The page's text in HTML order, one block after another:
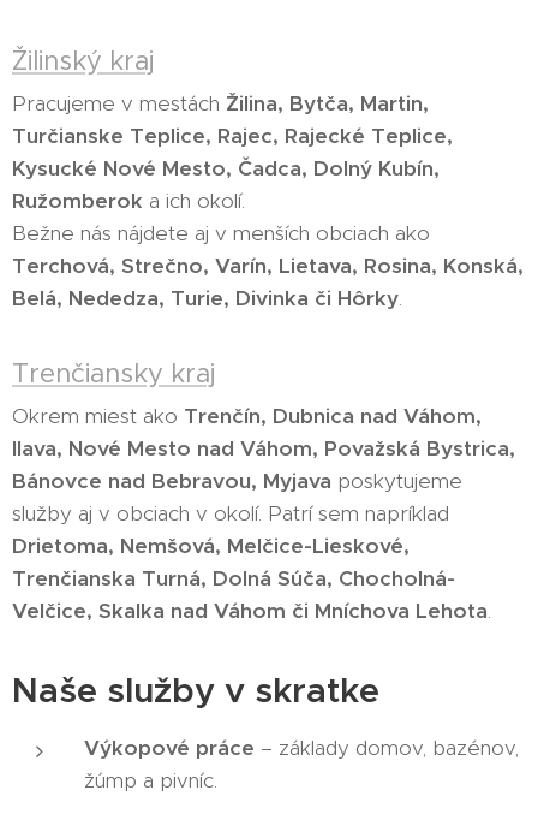
Žilinský kraj
Pracujeme v mestách Žilina, Bytča, Martin,
Turčianske Teplice, Rajec, Rajecké Teplice,
Kysucké Nové Mesto, Čadca, Dolný Kubín,
Ružomberok a ich okolí.
Bežne nás nájdete aj v menších obciach ako
Terchová, Strečno, Varín, Lietava, Rosina, Konská,
Belá, Nededza, Turie, Divinka či Hôrky.
Trenčiansky kraj
Okrem miest ako Trenčín, Dubnica nad Váhom,
Ilava, Nové Mesto nad Váhom, Považská Bystrica,
Bánovce nad Bebravou, Myjava poskytujeme
služby aj v obciach v okolí. Patrí sem napríklad
Drietoma, Nemšová, Melčice-Lieskové,
Trenčianska Turná, Dolná Súča, Chocholná-
Velčice, Skalka nad Váhom či Mníchova Lehota.
Naše služby v skratke
Výkopové práce – základy domov, bazénov,
žúmp a pivníc.